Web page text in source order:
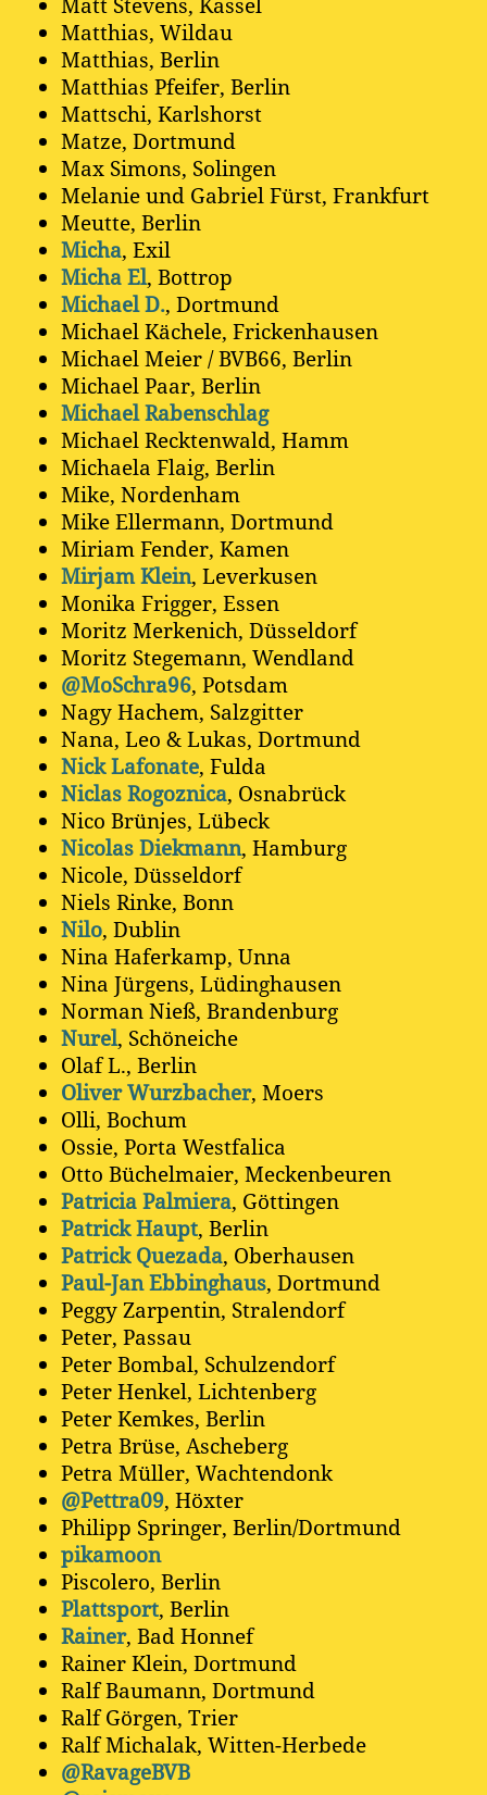
Matthias, Wildau
Matthias, Berlin
Matthias Pfeifer, Berlin
Mattschi, Karlshorst
Matze, Dortmund
Max Simons, Solingen
Melanie und Gabriel Fürst, Frankfurt
Meutte, Berlin
Micha, Exil
Micha El, Bottrop
Michael D., Dortmund
Michael Kächele, Frickenhausen
Michael Meier / BVB66, Berlin
Michael Paar, Berlin
Michael Rabenschlag
Michael Recktenwald, Hamm
Michaela Flaig, Berlin
Mike, Nordenham
Mike Ellermann, Dortmund
Miriam Fender, Kamen
Mirjam Klein, Leverkusen
Monika Frigger, Essen
Moritz Merkenich, Düsseldorf
Moritz Stegemann, Wendland
@MoSchra96, Potsdam
Nagy Hachem, Salzgitter
Nana, Leo & Lukas, Dortmund
Nick Lafonate, Fulda
Niclas Rogoznica, Osnabrück
Nico Brünjes, Lübeck
Nicolas Diekmann, Hamburg
Nicole, Düsseldorf
Niels Rinke, Bonn
Nilo, Dublin
Nina Haferkamp, Unna
Nina Jürgens, Lüdinghausen
Norman Nieß, Brandenburg
Nurel, Schöneiche
Olaf L., Berlin
Oliver Wurzbacher, Moers
Olli, Bochum
Ossie, Porta Westfalica
Otto Büchelmaier, Meckenbeuren
Patricia Palmiera, Göttingen
Patrick Haupt, Berlin
Patrick Quezada, Oberhausen
Paul-Jan Ebbinghaus, Dortmund
Peggy Zarpentin, Stralendorf
Peter, Passau
Peter Bombal, Schulzendorf
Peter Henkel, Lichtenberg
Peter Kemkes, Berlin
Petra Brüse, Ascheberg
Petra Müller, Wachtendonk
@Pettra09, Höxter
Philipp Springer, Berlin/Dortmund
pikamoon
Piscolero, Berlin
Plattsport, Berlin
Rainer, Bad Honnef
Rainer Klein, Dortmund
Ralf Baumann, Dortmund
Ralf Görgen, Trier
Ralf Michalak, Witten-Herbede
@RavageBVB